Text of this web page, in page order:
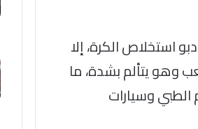
استخلاص الكرة، إلا
وهو يتألم بشدة، ما
وسيارات